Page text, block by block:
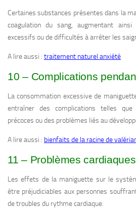
Certaines substances présentes dans la
coagulation du sang, augmentant
excessifs ou de difficultés à arrêter les
A lire aussi : traitement naturel anxiété
10 – Complications
La consommation excessive de
entraîner des complications telles
précoces ou des problèmes liés au
A lire aussi : bienfaits de la racine de
11 – Problèmes cardiaques
Les effets de la maniguette sur le
être préjudiciables aux personnes
de troubles du rythme cardiaque.